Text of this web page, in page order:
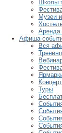
Школы
Музеи
Аренда
Афиша
Вся
Туры